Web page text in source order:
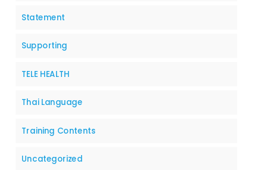
Statement
Supporting
TELE HEALTH
Thai Language
Training Contents
Uncategorized